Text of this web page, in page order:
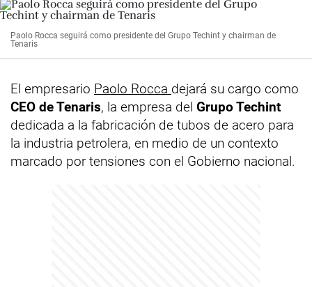
Paolo Rocca seguirá como presidente del Grupo Techint y chairman de
Tenaris
El empresario Paolo Rocca dejará su cargo como
CEO de Tenaris, la empresa del Grupo Techint
dedicada a la fabricación de tubos de acero para
la industria petrolera, en medio de un contexto
marcado por tensiones con el Gobierno nacional.